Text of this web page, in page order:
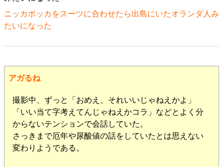
ニッカボッカをスーツに合わせたら出島にいたオランダ人み
たいになった
アガるね
撮影中、ずっと「おめえ、それいいじゃねえかよ」
「いい当て字考えてんじゃねえかコラ」などとよく分
からないテンションで会話していた。
さっきまで厄年や尿酸値の話をしていたとは思えない
変わりようである。